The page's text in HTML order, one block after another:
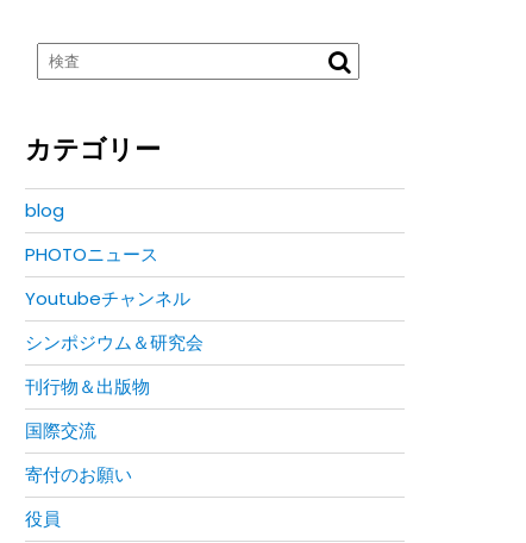
カテゴリー
blog
PHOTOニュース
Youtubeチャンネル
シンポジウム＆研究会
刊行物＆出版物
国際交流
寄付のお願い
役員